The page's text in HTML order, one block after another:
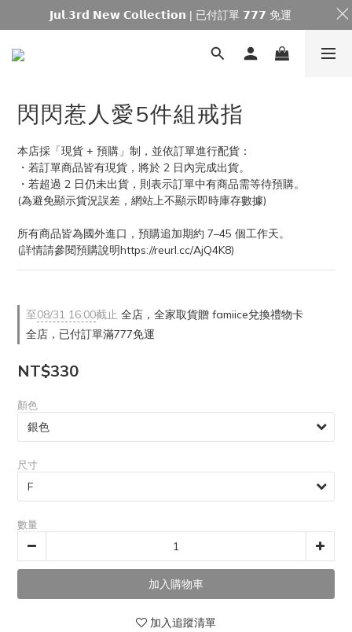
閃閃惹人愛5件組戒指
本店採「現貨 + 預購」制，並依訂單進行配貨：
・若訂單商品皆有現貨，將於 2 日內完成出貨。
・若超過 2 日仍未出貨，則表示訂單中有商品需等待預購。
(為避免顯示貨況誤差，網站上不顯示即時庫存數據)
所有商品皆為國外進口，預購追加期約 7–45 個工作天。
(詳情請參閱預購說明https://reurl.cc/AjQ4K8)
至08/31 16:00截止 全店，全家取貨贈 famiice兌換禮物卡
全店，已付訂單滿777免運
NT$330
顏色
尺寸
數量
加入追蹤清單
𝗝𝘂𝗹.𝟯𝗿𝗱 𝗡𝗲𝘄 𝗖𝗼𝗹𝗹𝗲𝗰𝘁𝗶𝗼𝗻 | 已付訂單 𝟳𝟳𝟳 免運